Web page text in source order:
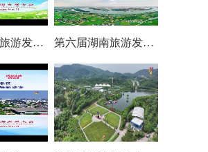
第六届湖南旅游发展大会丨仰天湖国际休闲旅游度假区17个游玩项目全线开放嗨翻一夏 第六届湖南旅游发展大会丨阿莲潭宝带你云游岳塘